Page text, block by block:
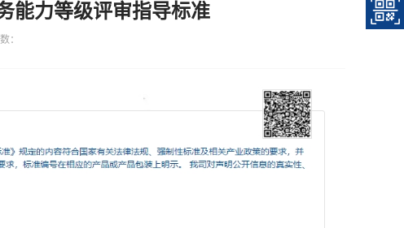
能力等级评审指导标准
：